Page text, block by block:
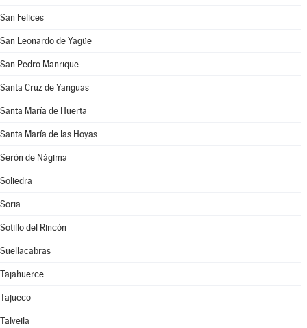
San Felices
San Leonardo de Yagüe
San Pedro Manrique
Santa Cruz de Yanguas
Santa María de Huerta
Santa María de las Hoyas
Serón de Nágima
Soliedra
Soria
Sotillo del Rincón
Suellacabras
Tajahuerce
Tajueco
Talveila